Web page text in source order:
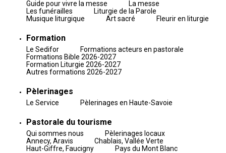
Guide pour vivre la messe
La messe
Les funérailles
Liturgie de la Parole
Musique liturgique
Art sacré Fleurir en liturgie
Formation
Le Sedifor
Formations acteurs en pastorale
Formations Bible 2026-2027
Formation Liturgie 2026-2027
Autres formations 2026-2027
Pèlerinages
Le Service Pèlerinages en Haute-Savoie
Pastorale du tourisme
Qui sommes nous
Pèlerinages locaux
Annecy, Aravis
Chablais, Vallée Verte
Haut-Giffre, Faucigny
Pays du Mont Blanc